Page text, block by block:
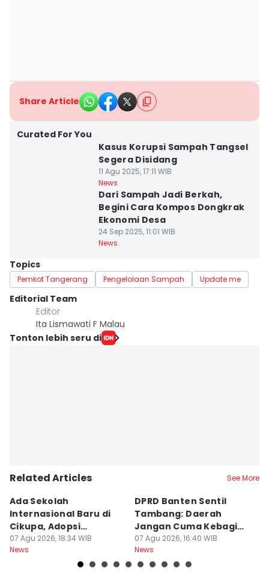
Share Article
Curated For You
Kasus Korupsi Sampah Tangsel
Segera Disidang
11 Agu 2025, 17:11 WIB
News
Dari Sampah Jadi Berkah,
Begini Cara Kompos Dongkrak
Ekonomi Desa
24 Sep 2025, 11:01 WIB
News
Topics
Pemkot Tangerang Pengelolaan Sampah Update me
Editorial Team
Editor
Ita Lismawati F Malau
Tonton lebih seru di
Related Articles See More
Ada Sekolah
Internasional Baru di
Cikupa, Adopsi
Kurikulum Singapura
07 Agu 2026, 18:34 WIB
News
DPRD Banten Sentil
Tambang: Daerah
Jangan Cuma Kebagian
Rusaknya
07 Agu 2026, 16:40 WIB
News